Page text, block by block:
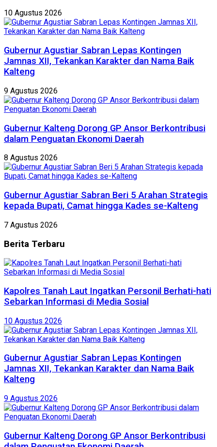
10 Agustus 2026
Gubernur Agustiar Sabran Lepas Kontingen
Jamnas XII, Tekankan Karakter dan Nama Baik
Kalteng
9 Agustus 2026
Gubernur Kalteng Dorong GP Ansor Berkontribusi
dalam Penguatan Ekonomi Daerah
8 Agustus 2026
Gubernur Agustiar Sabran Beri 5 Arahan Strategis
kepada Bupati, Camat hingga Kades se-Kalteng
7 Agustus 2026
Berita Terbaru
Kapolres Tanah Laut Ingatkan Personil Berhati-hati
Sebarkan Informasi di Media Sosial
10 Agustus 2026
Gubernur Agustiar Sabran Lepas Kontingen
Jamnas XII, Tekankan Karakter dan Nama Baik
Kalteng
9 Agustus 2026
Gubernur Kalteng Dorong GP Ansor Berkontribusi